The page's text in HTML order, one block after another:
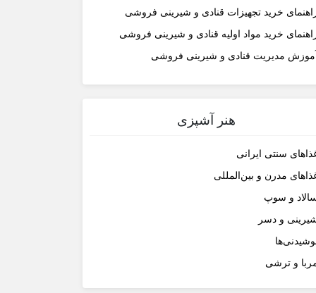
خرید تجهیزات قنادی و شیرینی فروشی
خرید مواد اولیه قنادی و شیرینی فروشی
آموزش مدیریت قنادی و شیرینی فروشی
هنر آشپزی
سنتی ایرانی
مدرن و بین‌المللی
و سوپ
و دسر
و ترشی